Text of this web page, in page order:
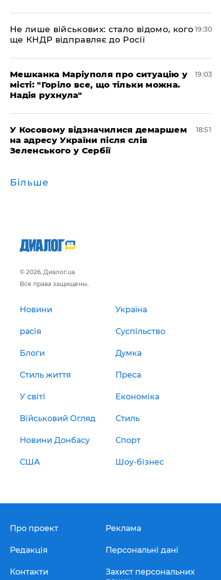
Не лише військових: стало відомо, кого
ще КНДР відправляє до Росії
19:30
Мешканка Маріуполя про ситуацію у
місті: "Горіло все, що тільки можна.
Надія рухнула"
19:03
У Косовому відзначилися демаршем
на адресу України після слів
Зеленського у Сербії
18:51
Більше
© 2026, Диалог.ua
Все права защищены.
Новини Україна
расія Суспільство
Блоги Думка
Стиль життя Преса
У світі Економіка
Військовий Огляд Стиль
Новини Донбасу Спорт
США Шоу-бізнес
Про проект
Редакція
Контакти
Реклама
Персональні дані
Захист персональних